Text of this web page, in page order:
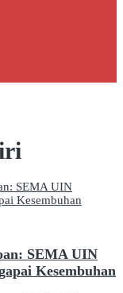
SEMA UIN
Kesembuhan